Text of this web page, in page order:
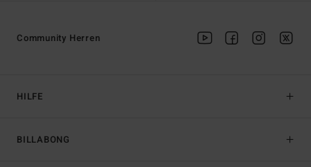
HILFE
BILLABONG
Community Herren